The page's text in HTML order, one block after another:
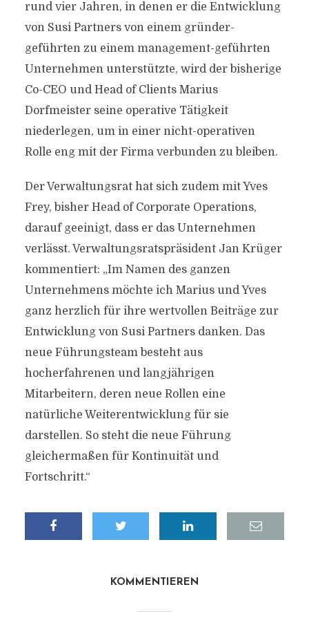
rund vier Jahren, in denen er die Entwicklung
von Susi Partners von einem gründer-
geführten zu einem management-geführten
Unternehmen unterstützte, wird der bisherige
Co-CEO und Head of Clients Marius
Dorfmeister seine operative Tätigkeit
niederlegen, um in einer nicht-operativen
Rolle eng mit der Firma verbunden zu bleiben.
Der Verwaltungsrat hat sich zudem mit Yves
Frey, bisher Head of Corporate Operations,
darauf geeinigt, dass er das Unternehmen
verlässt. Verwaltungsratspräsident Jan Krüger
kommentiert: „Im Namen des ganzen
Unternehmens möchte ich Marius und Yves
ganz herzlich für ihre wertvollen Beiträge zur
Entwicklung von Susi Partners danken. Das
neue Führungsteam besteht aus
hocherfahrenen und langjährigen
Mitarbeitern, deren neue Rollen eine
natürliche Weiterentwicklung für sie
darstellen. So steht die neue Führung
gleichermaßen für Kontinuität und
Fortschritt.“
KOMMENTIEREN